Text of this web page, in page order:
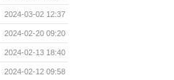
2024-03-02 12:37
2024-02-20 09:20
2024-02-13 18:40
2024-02-12 09:58